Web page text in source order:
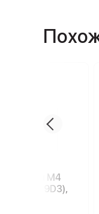
Mac mini M4
ГБ (MU9D3),